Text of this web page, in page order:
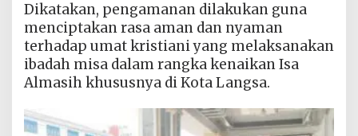
Dikatakan, pengamanan dilakukan guna
menciptakan rasa aman dan nyaman
terhadap umat kristiani yang melaksanakan
ibadah misa dalam rangka kenaikan Isa
Almasih khususnya di Kota Langsa.